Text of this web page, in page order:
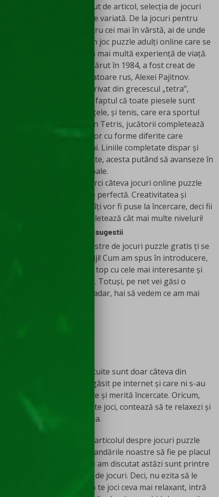
Cum am spus și la început de articol, selecția de jocuri
e extrem de variată. De la jocuri pentru
copii, până la titluri pentru cei mai în vârstă, ai de unde
alege. Totuși, Tetris e un joc puzzle adulți online care se
adresează celor cu puțin mai multă experiență de viață.
Jocul video de puzzle, apărut în 1984, a fost creat de
către inginerul de calculatoare rus, Alexei Pajitnov.
Numele titlului a fost derivat din grecescul „tetra”,
pentru a face referire la faptul că toate piesele sunt
formate din patru pătrățele, și tenis, care era sportul
preferat al creatorului. În Tetris, jucătorii completează
linii prin mișcarea pieselor cu forme diferite care
coboară în spațiul jocului. Liniile completate dispar și
oferă utilizatorului puncte, acesta putând să avanseze în
completarea spațiilor goale.
Așadar, dacă vrei să încerci câteva jocuri online puzzle
adulți, Tetris e o alegere perfectă. Creativitatea și
provocarea intelectuală îți vor fi puse la încercare, deci fii
răbdător cu tine și completează cât mai multe niveluri!
Jocuri Puzzle gratis – alte sugestii
Dacă recomandările noastre de jocuri puzzle gratis ți se
par puține, nu-ți face griji! Cum am spus în introducere,
am încercat să facem un top cu cele mai interesante și
populare astfel de titluri. Totuși, pe net vei găsi o
multitudine de jocuri. Așadar, hai să vedem ce am mai
Aceste jocuri puzzle gratuite sunt doar câteva din
opțiunile pe care le-am găsit pe internet și care ni s-au
părut că sunt interesante și merită încercate. Oricum,
indiferent de ce alegi să te joci, contează să te relaxezi și
să-ți dezvolți creativitatea.
Iată-ne ajunși la final cu articolul despre jocuri puzzle
gratis. Sperăm ca recomandările noastre să fie pe placul
tău! Titlurile despre care am discutat astăzi sunt printre
cele mai populare astfel de jocuri. Deci, nu ezita să le
încerci. Apoi, dacă vrei să te joci ceva mai relaxant, intră